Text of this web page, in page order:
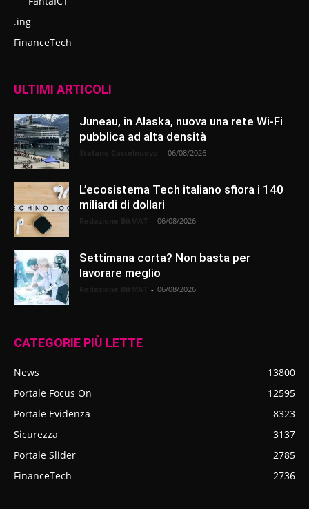
.ing
FinanceTech
ULTIMI ARTICOLI
Juneau, in Alaska, nuova una rete Wi-Fi
pubblica ad alta densità
- 06/08/2026
L’ecosistema Tech italiano sfiora i 140
miliardi di dollari
- 06/08/2026
Settimana corta? Non basta per
lavorare meglio
- 06/08/2026
CATEGORIE PIÙ LETTE
News
13800
Portale Focus On
12595
Portale Evidenza
8323
Sicurezza
3137
Portale Slider
2785
FinanceTech
2736